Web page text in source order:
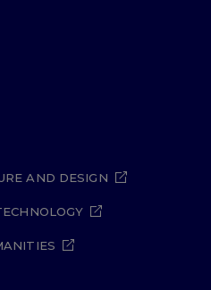
AND DESIGN